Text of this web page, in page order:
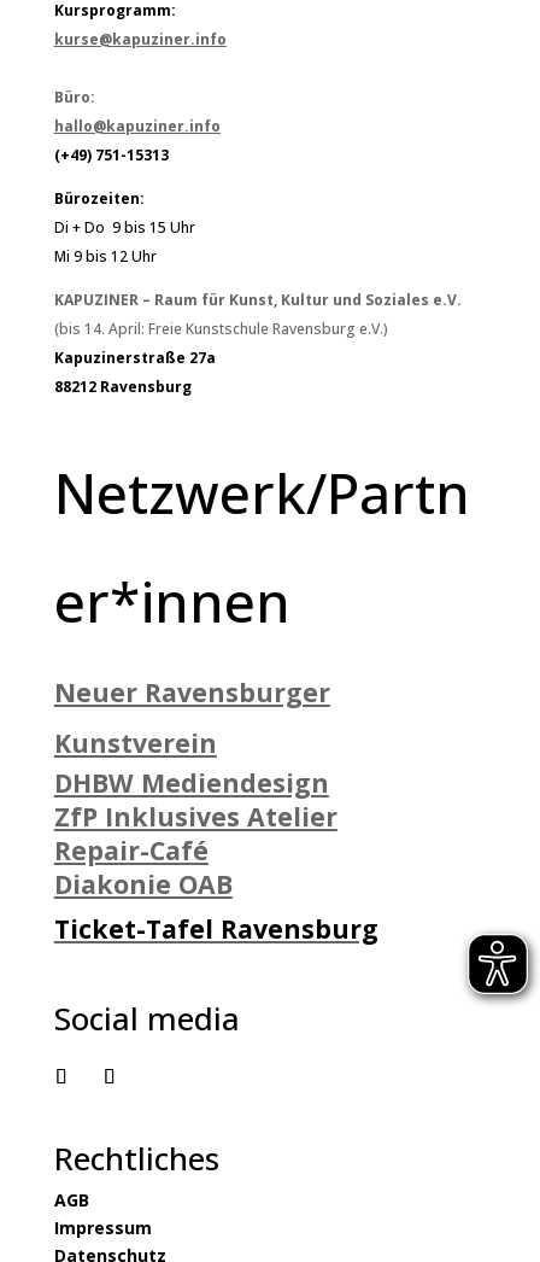
Kursprogramm:
kurse@kapuziner.info
Büro:
hallo@kapuziner.info
(+49) 751-15313
Bürozeiten:
Di + Do 9 bis 15 Uhr
Mi 9 bis 12 Uhr
KAPUZINER – Raum für Kunst, Kultur und Soziales e.V.
(bis 14. April: Freie Kunstschule Ravensburg e.V.)
Kapuzinerstraße 27a
88212 Ravensburg
Netzwerk/Partn
er*innen
Neuer Ravensburger
Kunstverein
DHBW Mediendesign
ZfP Inklusives Atelier
Repair-Café
Diakonie OAB
Ticket-Tafel Ravensburg
Social media
Rechtliches
AGB
Impressum
Datenschutz